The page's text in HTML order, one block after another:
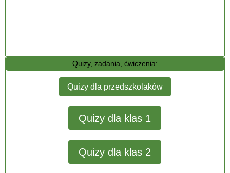
Quizy, zadania, ćwiczenia:
Quizy dla przedszkolaków
Quizy dla klas 1
Quizy dla klas 2